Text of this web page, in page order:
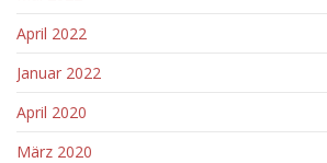
April 2022
Januar 2022
April 2020
März 2020